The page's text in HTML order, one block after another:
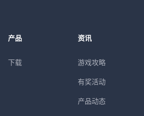
产品
下载
资讯
游戏攻略
有奖活动
产品动态